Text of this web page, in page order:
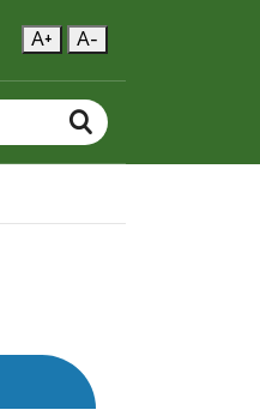
A+ A-
Buscar no portal